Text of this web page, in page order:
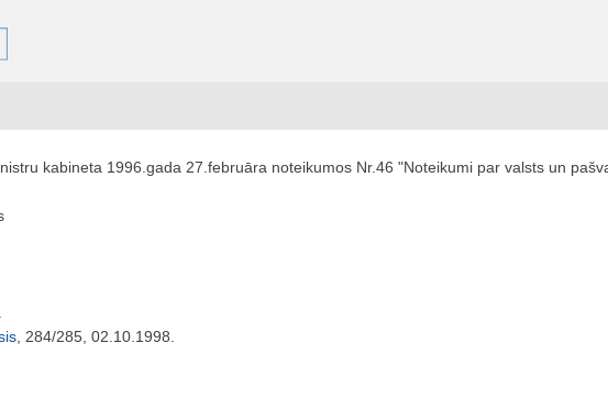
kabineta 1996.gada 27.februāra noteikumos Nr.46 "Noteikumi par valsts un
, 284/285, 02.10.1998.